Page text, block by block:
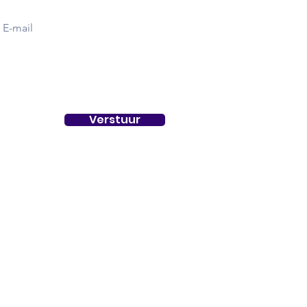
Verstuur